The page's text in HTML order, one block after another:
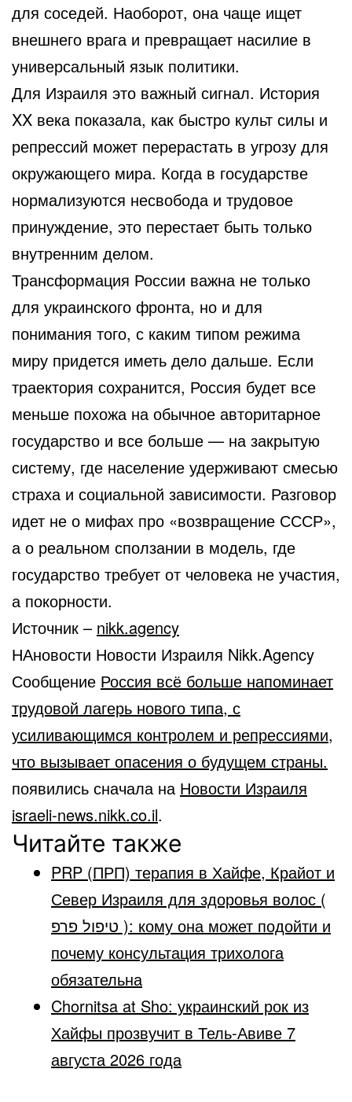
для соседей. Наоборот, она чаще ищет
внешнего врага и превращает насилие в
универсальный язык политики.
Для Израиля это важный сигнал. История
XX века показала, как быстро культ силы и
репрессий может перерастать в угрозу для
окружающего мира. Когда в государстве
нормализуются несвобода и трудовое
принуждение, это перестает быть только
внутренним делом.
Трансформация России важна не только
для украинского фронта, но и для
понимания того, с каким типом режима
миру придется иметь дело дальше. Если
траектория сохранится, Россия будет все
меньше похожа на обычное авторитарное
государство и все больше — на закрытую
систему, где население удерживают смесью
страха и социальной зависимости. Разговор
идет не о мифах про «возвращение СССР»,
а о реальном сползании в модель, где
государство требует от человека не участия,
а покорности.
Источник – nikk.agency
НАновости Новости Израиля Nikk.Agency
Сообщение Россия всё больше напоминает
трудовой лагерь нового типа, с
усиливающимся контролем и репрессиями,
что вызывает опасения о будущем страны.
появились сначала на Новости Израиля
israeli-news.nikk.co.il.
Читайте также
PRP (ПРП) терапия в Хайфе, Крайот и
Север Израиля для здоровья волос (
טיפול פרפ ): кому она может подойти и
почему консультация трихолога
обязательна
Chornitsa at Sho: украинский рок из
Хайфы прозвучит в Тель-Авиве 7
августа 2026 года